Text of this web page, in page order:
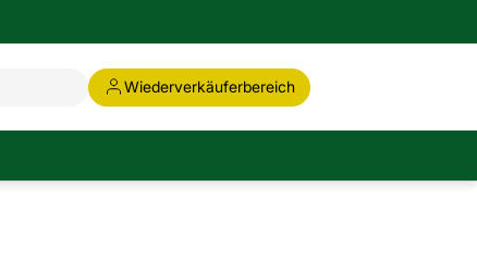
Wiederverkäuferbereich